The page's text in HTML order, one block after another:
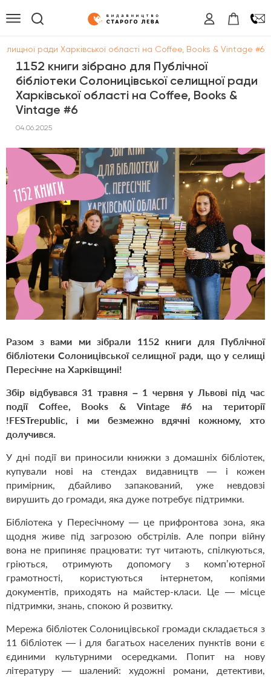
ради Харківської області на Coffee, Books & Vintage #6
1152 книги зібрано для Публічної
бібліотеки Солоницівської селищної ради
Харківської області на Coffee, Books &
Vintage #6
04.06.2025
Разом з вами ми зібрали 1152 книги для Публічної
бібліотеки Солоницівської селищної ради, що у селищі
Пересічне на Харківщині!
Збір відбувався 31 травня – 1 червня у Львові під час
події Coffee, Books & Vintage #6 на території
!FESTrepublic, і ми безмежно вдячні кожному, хто
долучився.
У дні події ви приносили книжки з домашніх бібліотек,
купували нові на стендах видавництв — і кожен
примірник, дбайливо запакований, уже невдовзі
вирушить до громади, яка дуже потребує підтримки.
Бібліотека у Пересічному — це прифронтова зона, яка
щодня живе під загрозою обстрілів. Але попри війну
вона не припиняє працювати: тут читають, спілкуються,
гріються, отримують допомогу з комп’ютерної
грамотності, користуються інтернетом, копіями
документів, приходять на майстер-класи. Це — місце
підтримки, знань, спокою й розвитку.
Мережа бібліотек Солоницівської громади складається з
11 бібліотек — і для багатьох населених пунктів вони є
єдиними культурними осередками. Попит на нову
літературу — шалений: художні романи, детективи,